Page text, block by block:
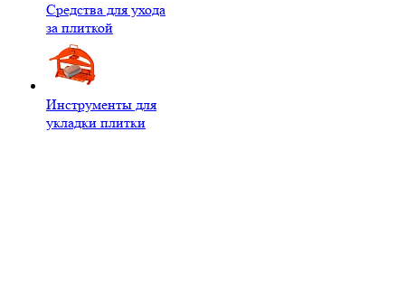
Средства для ухода
за плиткой
Инструменты для
укладки плитки